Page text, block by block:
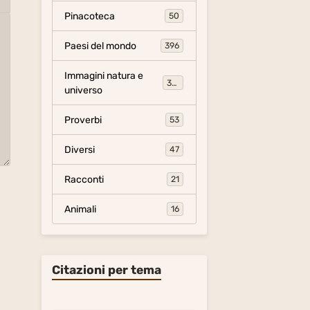
Pinacoteca 50
Paesi del mondo 396
Immagini natura e
universo
306
Proverbi 53
Diversi 47
Racconti 21
Animali 16
Citazioni per tema